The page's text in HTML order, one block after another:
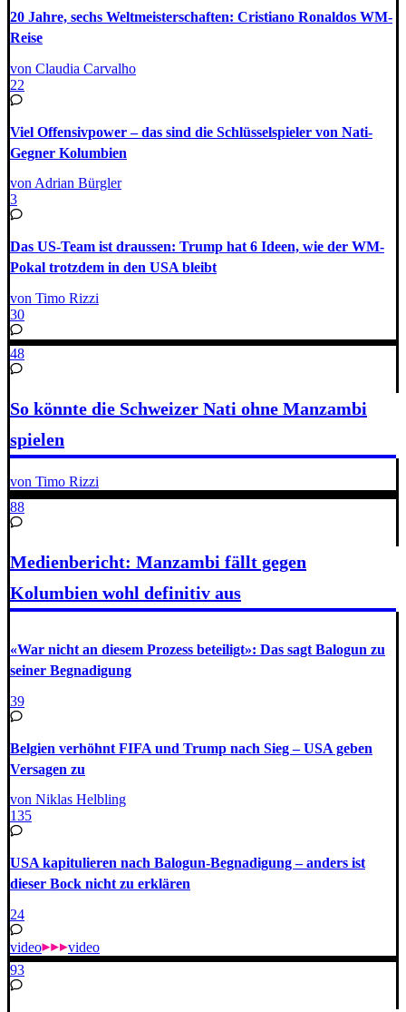
20 Jahre, sechs Weltmeisterschaften: Cristiano Ronaldos WM-
Reise
von Claudia Carvalho
22
Viel Offensivpower – das sind die Schlüsselspieler von Nati-
Gegner Kolumbien
von Adrian Bürgler
3
Das US-Team ist draussen: Trump hat 6 Ideen, wie der WM-
Pokal trotzdem in den USA bleibt
von Timo Rizzi
30
48
So könnte die Schweizer Nati ohne Manzambi
spielen
von Timo Rizzi
88
Medienbericht: Manzambi fällt gegen
Kolumbien wohl definitiv aus
«War nicht an diesem Prozess beteiligt»: Das sagt Balogun zu
seiner Begnadigung
39
Belgien verhöhnt FIFA und Trump nach Sieg – USA geben
Versagen zu
von Niklas Helbling
135
USA kapitulieren nach Balogun-Begnadigung – anders ist
dieser Bock nicht zu erklären
24
video
video
93